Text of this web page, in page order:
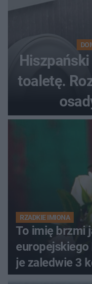
toaletę.
RZADKIE IMIONA
To imię brzmi
europejskiego
je zaledwie 3